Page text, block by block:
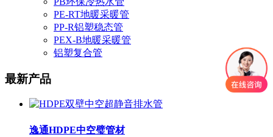
PE-RT地暖采暖管
PP-R铝塑稳态管
PEX-B地暖采暖管
铝塑复合管
最新产品
逸通HDPE中空璧管材